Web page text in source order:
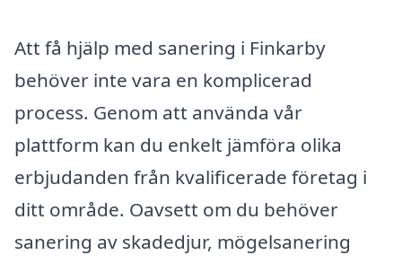
Att få hjälp med sanering i Finkarby
behöver inte vara en komplicerad
process. Genom att använda vår
plattform kan du enkelt jämföra olika
erbjudanden från kvalificerade företag i
ditt område. Oavsett om du behöver
sanering av skadedjur, mögelsanering